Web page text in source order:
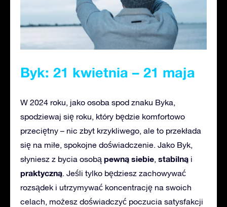
Byk: 21 kwietnia – 21 maja
W 2024 roku, jako osoba spod znaku Byka,
spodziewaj się roku, który będzie komfortowo
przeciętny – nic zbyt krzykliwego, ale to przekłada
się na miłe, spokojne doświadczenie. Jako Byk,
słyniesz z bycia osobą pewną siebie, stabilną i
praktyczną. Jeśli tylko będziesz zachowywać
rozsądek i utrzymywać koncentrację na swoich
celach, możesz doświadczyć poczucia satysfakcji